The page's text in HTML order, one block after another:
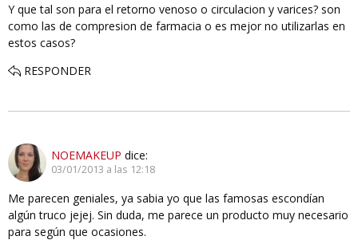
Y que tal son para el retorno venoso o circulacion y varices? son
como las de compresion de farmacia o es mejor no utilizarlas en
estos casos?
RESPONDER
NOEMAKEUP dice:
03/01/2013 a las 12:18
Me parecen geniales, ya sabia yo que las famosas escondían
algún truco jejej. Sin duda, me parece un producto muy necesario
para según que ocasiones.